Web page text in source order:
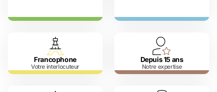
Francophone
Votre interlocuteur
Depuis 15 ans
Notre expertise